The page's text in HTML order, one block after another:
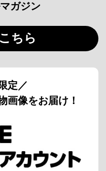
ガジン
ちら
定／
画像をお届け！